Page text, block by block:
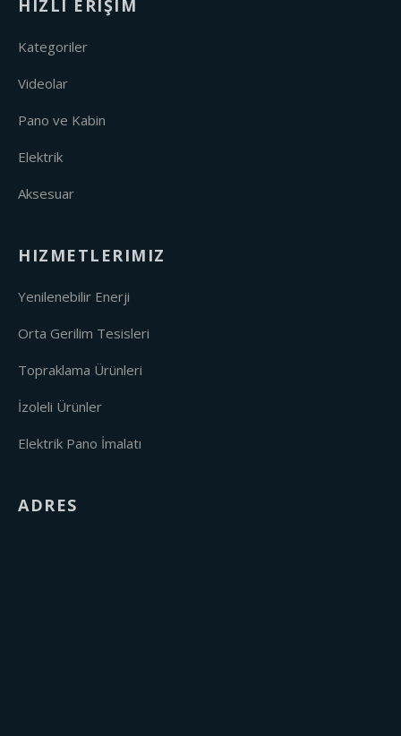
HIZLI ERIŞIM
Kategoriler
Videolar
Pano ve Kabin
Elektrik
Aksesuar
HIZMETLERIMIZ
Yenilenebilir Enerji
Orta Gerilim Tesisleri
Topraklama Ürünleri
İzoleli Ürünler
Elektrik Pano İmalatı
ADRES